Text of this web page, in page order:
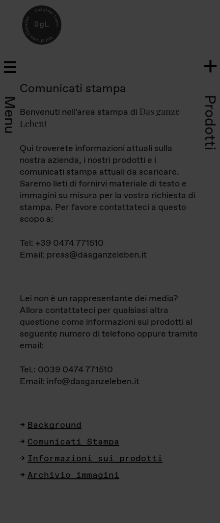
Menu Prodotti
Comunicati stampa
Benvenuti nell'area stampa di Das ganze
Leben!
Qui troverete informazioni attuali sulla
nostra azienda, i nostri prodotti e i
comunicati stampa attuali da scaricare.
Saremo lieti di fornirvi materiale di testo e
immagini su misura per la vostra richiesta di
stampa. Per favore contattateci a questo
scopo a:
Tel: +39 0474 771510
Email: press@dasganzeleben.it
Lei non è un rappresentante dei media?
Allora contattateci per qualsiasi altra
questione come informazioni sui prodotti al
seguente numero di telefono oppure tramite
email:
Tel.: 0039 0474 771510
Email: info@dasganzeleben.it
Background
Comunicati Stampa
Informazioni sui prodotti
Archivio immagini